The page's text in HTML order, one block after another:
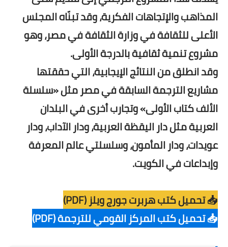
المذاهب والإتجاهات الفكرية، وقد تبنّاه المجلس
الأعلى للثقافة في وزارة الثقافة في مصر، وهو
مشروع تنمية ثقافية بالدرجة الأولى.
وقد انطلق من النتائج الإيجابية، التي حققتها
مشاريع الترجمة السابقة في مصر مثل «سلسلة
الألف كتاب الأولى» وتجارب أخرى في البلدان
العربية مثل دار اليقظة العربية، ودار الآداب، ودار
عويدات، ودار المأمون، وسلسلتي عالم المعرفة
وإبداعات في الكويت.
📥 تحميل كتب هربرت جورج ويلز (PDF)
📥 تحميل كتب المركز القومي للترجمة (PDF)